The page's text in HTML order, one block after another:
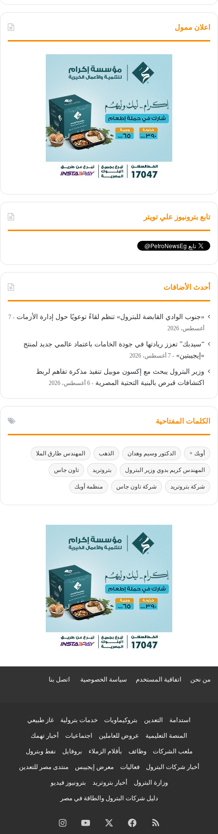
اعلان ممول
تابع بترونيوز علي تويتر
أحدث الأضافات
«جنوب الوادي القابضة للبترول» تنظم لقاءً توعويًا حول إدارة الأزمات
7
أغسطس، 2026
“سيدبك” تعزز ريادتها في جودة الخامات باعتماد عالمي جديد لمنتج
«إيجيبتين»
7 أغسطس، 2026
وزير البترول يبحث مع إكسون موبيل تنفيذ مذكرة تفاهم لربط
اكتشافات قبرص بالبنية التحتية المصرية
6 أغسطس، 2026
الكلمات المفتاحية
أوبك + الدكتور وسيم وهدان الذهب المهندس طارق الملا
المهندس كريم بدوي وزير البترول بتروتريد تاون جاس
شركة بتروتريد شركة تاون جاس منظمة أوبك
من نحن اتفاقية المستخدم سياسة الخصوصية اتصل بنا
استدامة التعدين بتروكيماويات خدمات بترولية غاز طبيعي
المنصة التعليمية عروض للعاملين اجتماعيات أخبار تهمك
ملعب الشركات وظائف بأقلام الزملاء بروفايل نفط وبترول
أخبار شركات البترول فعاليات معرض إيجيبس منتدى مصر للتعدين
وزارة البترول أخبار بتروتريد بترونيوز فيديو
دليل شركات البترول والطاقة في مصر
ملخصفيسبوك ‫YouTubeانستقرام